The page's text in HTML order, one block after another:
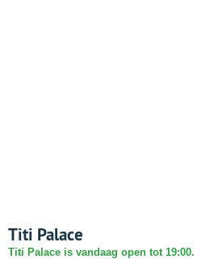
Titi Palace
Titi Palace is vandaag open tot 19:00.